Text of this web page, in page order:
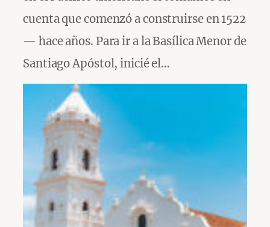
cuenta que comenzó a construirse en 1522
— hace años. Para ir a la Basílica Menor de
Santiago Apóstol, inicié el…